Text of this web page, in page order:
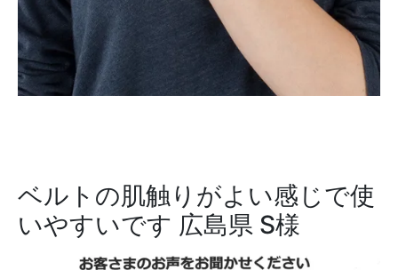
ベルトの肌触りがよい感じで使
いやすいです 広島県 S様